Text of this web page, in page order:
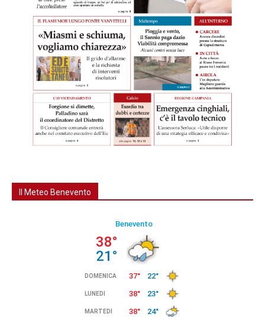
Il Meteo Benevento